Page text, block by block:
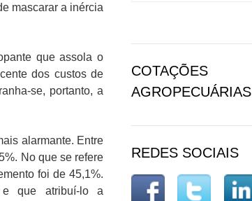
mascarar a inércia
que assola o
dos custos de
se, portanto, a
alarmante. Entre
No que se refere
foi de 45,1%.
e que atribuí-lo a
COTAÇÕES
AGROPECUÁRIAS
REDES SOCIAIS